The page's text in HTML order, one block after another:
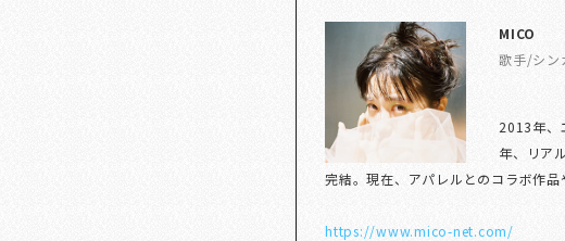
MICO
歌手/シン
2013年、
年、リア
完結。現在、アパレルとのコラボ作品
https://www.mico-net.com/